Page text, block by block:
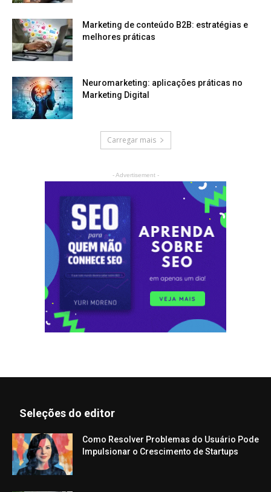
Marketing de conteúdo B2B: estratégias e
melhores práticas
Neuromarketing: aplicações práticas no
Marketing Digital
Carregar mais
- Advertisement -
Seleções do editor
Como Resolver Problemas do Usuário Pode
Impulsionar o Crescimento de Startups